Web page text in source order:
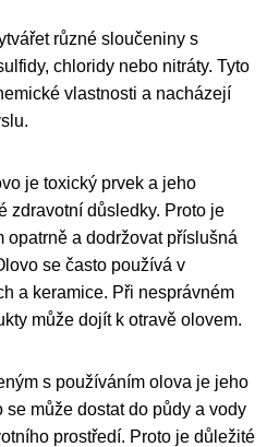
různé sloučeniny s
chloridy nebo nitráty. Tyto
vlastnosti a nacházejí
je toxický prvek a jeho
zdravotní důsledky. Proto je
opatrně a dodržovat příslušná
se často používá v
a keramice. Při nesprávném
může dojít k otravě olovem.
s používáním olova je jeho
může dostat do půdy a vody
prostředí. Proto je důležité